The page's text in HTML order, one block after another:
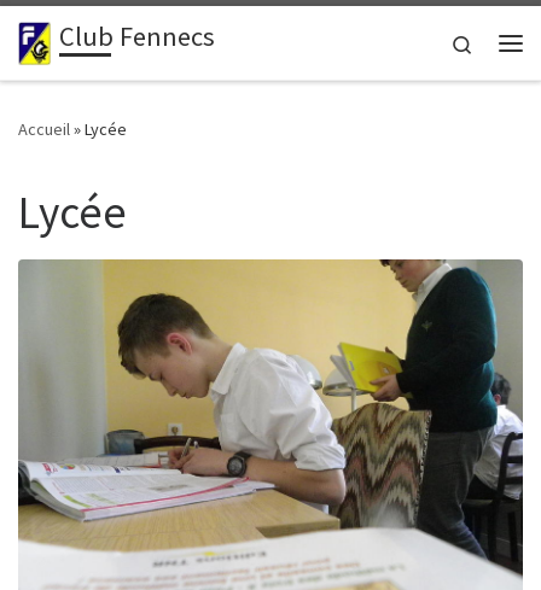
Passer au contenu
Club Fennecs
Search
Accueil»Lycée
Lycée